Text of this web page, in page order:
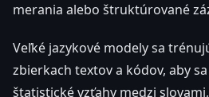
merania alebo štruktúrované
Veľké jazykové modely sa
zbierkach textov a kódov, aby
štatistické vzťahy medzi